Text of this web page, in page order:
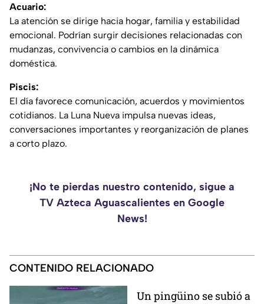
Acuario:
La atención se dirige hacia hogar, familia y estabilidad
emocional. Podrían surgir decisiones relacionadas con
mudanzas, convivencia o cambios en la dinámica
doméstica.
Piscis:
El día favorece comunicación, acuerdos y movimientos
cotidianos. La Luna Nueva impulsa nuevas ideas,
conversaciones importantes y reorganización de planes
a corto plazo.
¡No te pierdas nuestro contenido, sigue a
TV Azteca Aguascalientes en Google
News!
CONTENIDO RELACIONADO
Un pingüino se subió a